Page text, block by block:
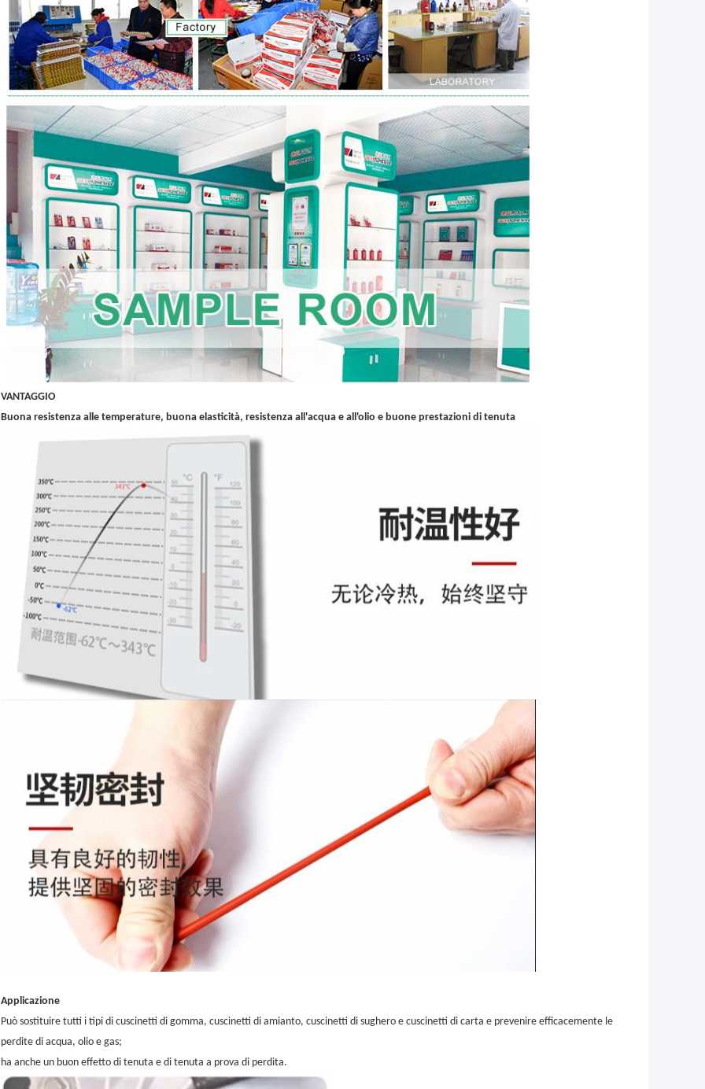
VANTAGGIO
Buona resistenza alle temperature, buona elasticità, resistenza all'acqua e all'olio e buone prestazioni di tenuta
Applicazione
Può sostituire tutti i tipi di cuscinetti di gomma, cuscinetti di amianto, cuscinetti di sughero e cuscinetti di carta e prevenire efficacemente le
perdite di acqua, olio e gas;
ha anche un buon effetto di tenuta e di tenuta a prova di perdita.